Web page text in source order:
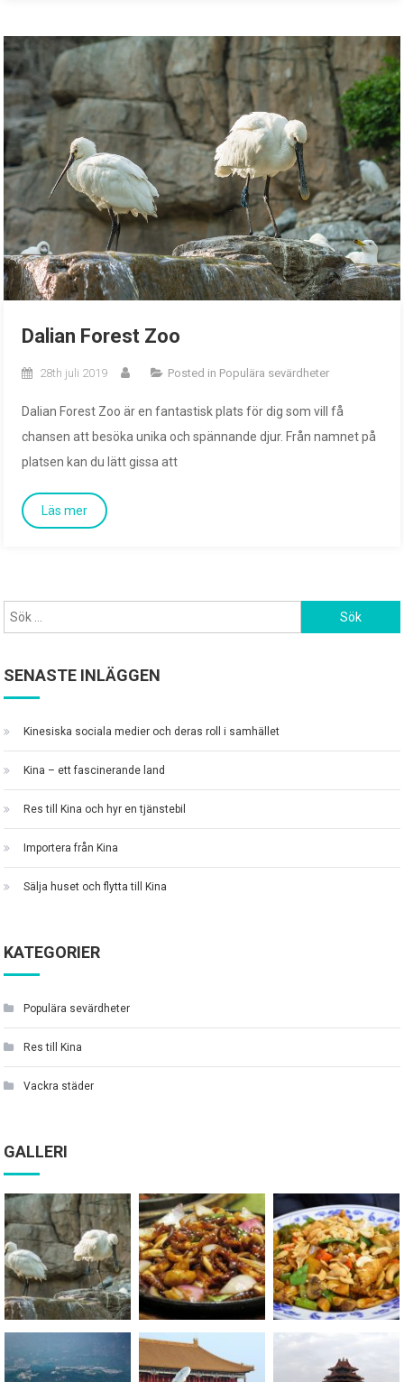
Dalian Forest Zoo
28th juli 2019 Posted in Populära sevärdheter
Dalian Forest Zoo är en fantastisk plats för dig som vill få
chansen att besöka unika och spännande djur. Från namnet på
platsen kan du lätt gissa att
efter:
SENASTE INLÄGGEN
Kinesiska sociala medier och deras roll i samhället
Kina – ett fascinerande land
Res till Kina och hyr en tjänstebil
Importera från Kina
Sälja huset och flytta till Kina
KATEGORIER
Populära sevärdheter
Res till Kina
Vackra städer
GALLERI